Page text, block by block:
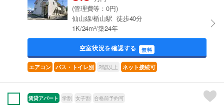
(管理費等：0円)
仙山線/楯山駅 徒歩40分
1K/24m²/築24年
空室状況を確認する 無料
エアコン バス・トイレ別 2階以上 ネット接続可
賃貸アパート 学割 女子割 合格前予約可